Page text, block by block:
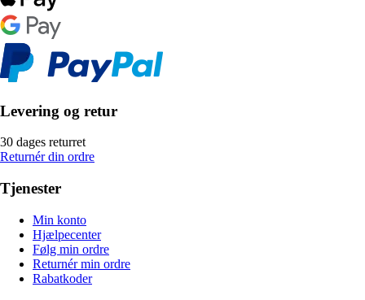
Levering og retur
30 dages returret
Returnér din ordre
Tjenester
Min konto
Hjælpecenter
Følg min ordre
Returnér min ordre
Rabatkoder